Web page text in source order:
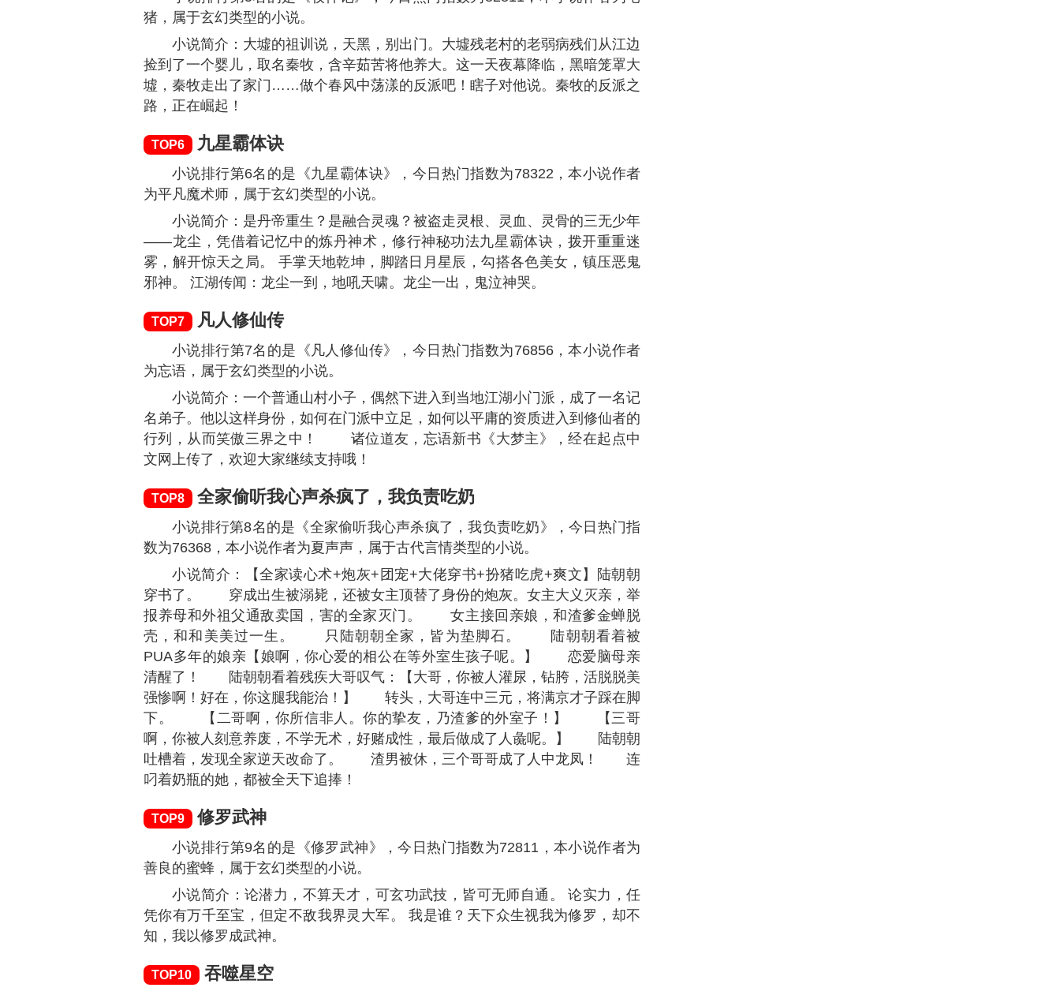
小说简介：天地皆灵，万物皆苟，无名天地之始，有名万物之母，此乃吞天
神鼎，可凝精作物，并八荒之心。得此鼎，吞四海，容八荒……一代邪神，踏天
之路！
TOP4 极品家丁
小说排行第4名的是《极品家丁》，今日热门指数为84950，本小说作者为
禹岩，属于古代言情类型的小说。
小说简介：【本书阅读方法】参考《唐伯虎点秋香》！ 年轻的销售经
理，因为一次意外经历，来到了一个完全不同的世界，成为萧家大宅里一名光荣
的——家丁! 暮晓春来迟 先于百花知 岁岁种桃树 开在断肠
时 ······ 《桃花诗》，属于三哥！
牧神记
小说排行第5名的是《牧神记》，今日热门指数为82811，本小说作者为宅
猪，属于玄幻类型的小说。
小说简介：大墟的祖训说，天黑，别出门。大墟残老村的老弱病残们从江边
墟，秦牧走出了家门……做个春风中荡漾的反派吧！瞎子对他说。秦牧的反派之